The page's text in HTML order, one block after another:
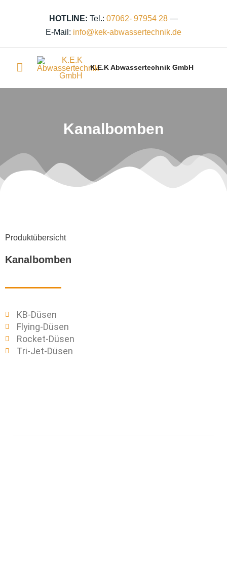
HOTLINE: Tel.: 07062- 97954 28 —
E-Mail: info@kek‑abwassertechnik.de
K.E.K Abwassertechnik GmbH
Hauptmenü
Kanalbomben​
Produktübersicht
Kanalbomben​
KB-Düsen
Flying-Düsen
Rocket-Düsen
Tri-Jet-Düsen